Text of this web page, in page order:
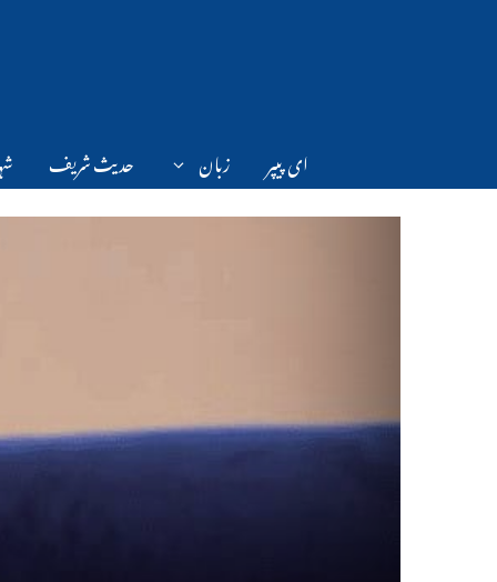
ای پیپر زبان حدیث شریف